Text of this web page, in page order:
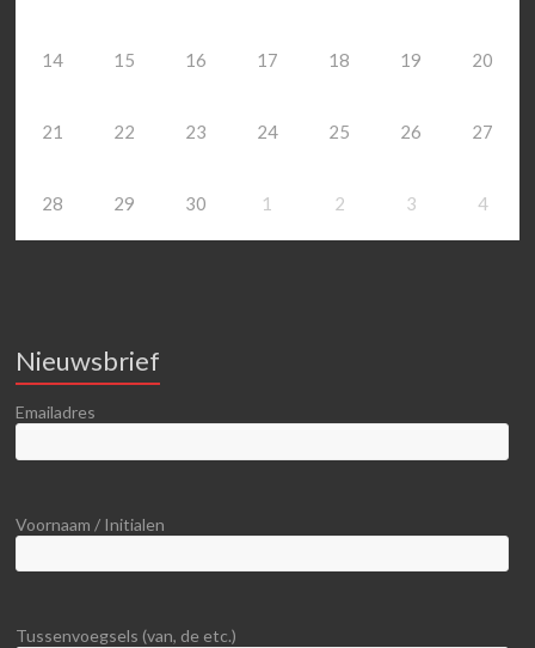
14 15 16 17 18 19 20
21 22 23 24 25 26 27
28 29 30 1 2 3 4
Nieuwsbrief
Emailadres
Voornaam / Initialen
Tussenvoegsels (van, de etc.)